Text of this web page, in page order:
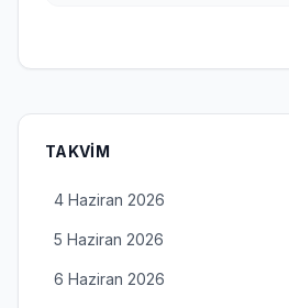
TAKVIM
4 Haziran 2026
5 Haziran 2026
6 Haziran 2026